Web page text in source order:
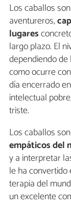
Los caballos
aventureros,
lugares
largo plazo. El
dependiendo
como ocurre
día encerrado
intelectual
triste.
Los caballos son
empáticos del
y a interpretar
le ha
terapia del
un excelente